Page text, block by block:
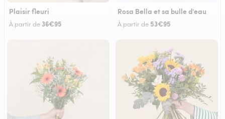
Plaisir fleuri
À partir de 36€95
Rosa Bella et sa bulle d'eau
À partir de 53€95